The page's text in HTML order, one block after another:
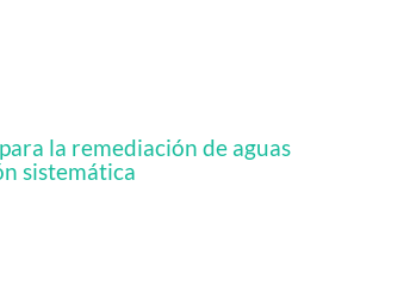
la remediación de aguas
sistemática